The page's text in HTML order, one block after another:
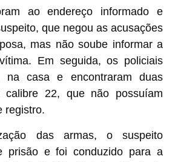
ao endereço informado e
que negou as acusações
mas não soube informar a
Em seguida, os policiais
na casa e encontraram duas
calibre 22, que não possuíam
registro.
das armas, o suspeito
prisão e foi conduzido para a